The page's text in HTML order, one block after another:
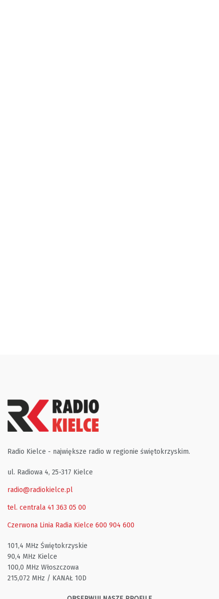
Radio Kielce - największe radio w regionie świętokrzyskim.
ul. Radiowa 4, 25-317 Kielce
radio@radiokielce.pl
tel. centrala 41 363 05 00
Czerwona Linia Radia Kielce 600 904 600
101,4 MHz Świętokrzyskie
90,4 MHz Kielce
100,0 MHz Włoszczowa
215,072 MHz / KANAŁ 10D